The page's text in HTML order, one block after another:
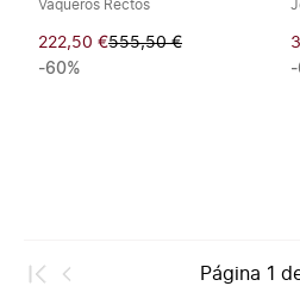
Vaqueros Rectos
222,50 €555,50 €
-60%
-
Página 1